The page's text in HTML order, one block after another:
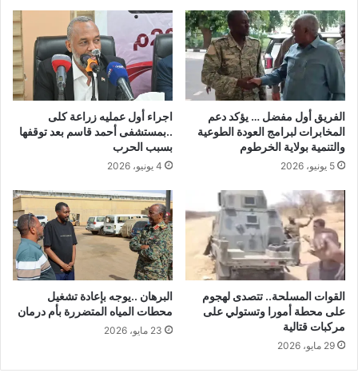
الفريق أول مفضل … يؤكد دعم
المخابرات لبرامج العودة الطوعية
والتنمية بولاية الخرطوم
5 يونيو، 2026
اجراء أول عمليه زراعة كلى
..بمستشفى أحمد قاسم بعد توقفها
بسبب الحرب
4 يونيو، 2026
القوات المسلحة.. تتصدى لهجوم
على محطة أمورا وتستولي على
مركبات قتالية
29 مايو، 2026
البرهان ..يوجه بإعادة تشغيل
محطات المياه المتضررة بأم درمان
23 مايو، 2026